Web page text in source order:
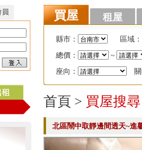
買屋 租屋
縣市： 區域：
總價： ~
座向：
首頁 > 買屋搜尋
北區鬧中取靜邊間透天~進